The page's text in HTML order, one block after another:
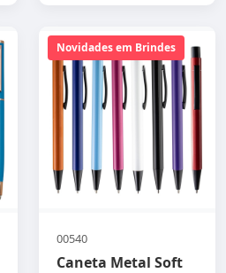
Novidades em Brindes
00540
Caneta Metal Soft